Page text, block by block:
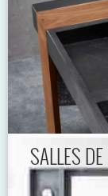
SALLES